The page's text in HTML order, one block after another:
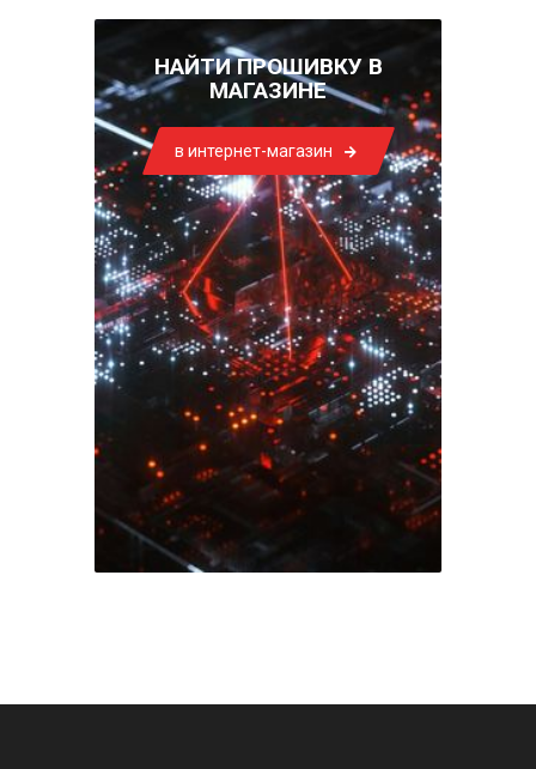
НАЙТИ ПРОШИВКУ В
МАГАЗИНЕ
в интернет-магазин